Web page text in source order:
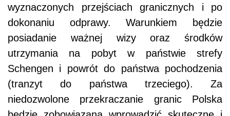
wyznaczonych przejściach granicznych i po
dokonaniu odprawy. Warunkiem będzie
posiadanie ważnej wizy oraz środków
utrzymania na pobyt w państwie strefy
Schengen i powrót do państwa pochodzenia
(tranzyt do państwa trzeciego). Za
niedozwolone przekraczanie granic Polska